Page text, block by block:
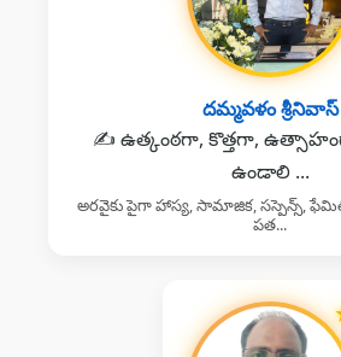
దమ్మవళం శ్రీనివాస్
✍️ ఉత్కంఠగా, కొత్తగా,
ఉండాలి ...
అరవైకు పైగా హాస్య, సామాజిక, సస్పెన్స్,
పత...